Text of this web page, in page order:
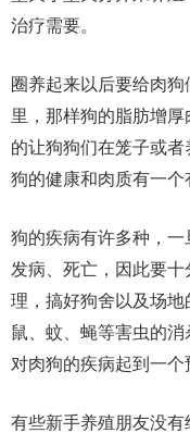
治疗需要。
圈养起来以后要给肉
里，那样狗的脂肪增
的让狗狗们在笼子或
狗的健康和肉质有一个
狗的疾病有许多种，
发病、死亡，因此要
理，搞好狗舍以及场
鼠、蚊、蝇等害虫的
对肉狗的疾病起到一个
有些新手养殖朋友没